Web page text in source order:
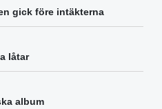
gick före intäkterna
låtar
album